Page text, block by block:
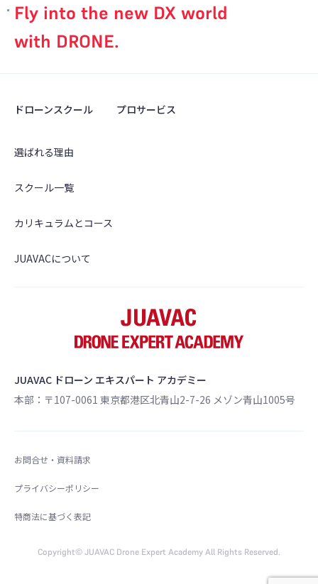
Fly into the new DX world
with DRONE.
ドローンスクール プロサービス
選ばれる理由
スクール一覧
カリキュラムとコース
JUAVACについて
JUAVAC ドローン エキスパート アカデミー
本部：〒107-0061 東京都港区北青山2-7-26 メゾン青山1005号
お問合せ・資料請求
プライバシーポリシー
特商法に基づく表記
Copyright© JUAVAC Drone Expert Academy All Rights Reserved.